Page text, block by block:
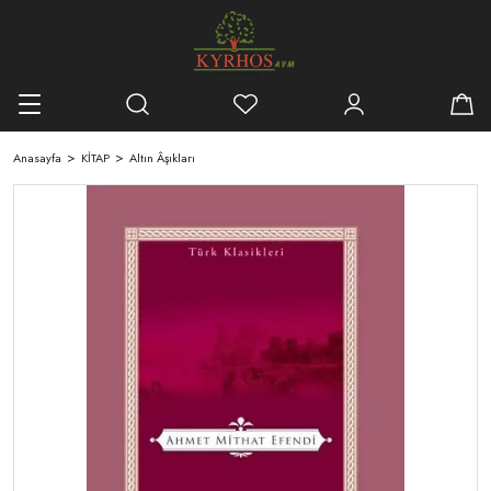
Anasayfa KİTAP Altın Âşıkları
Geri Dön
Araştırma-İnceleme
Araştırma-İnceleme,İslam
Başvuru - Kaynak,Sözlükler
Biyografi,Tarih,Tarih
Çocuk - Genç,100 Temel Eser İlköğretim
Çocuk - Genç,Boyama Kitapları
Çocuk - Genç,Çocuk Çizgi Roman
Çocuk - Genç,Çocuk Kitapları - Genel
Çocuk - Genç,Fıkra -